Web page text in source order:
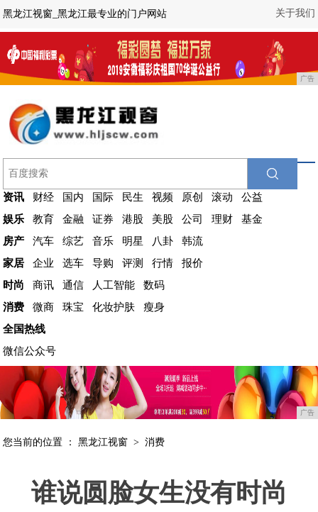
关于我们
黑龙江视窗_黑龙江最专业的门户网站
广告
资讯 财经 国内 国际 民生 视频 原创 滚动
公益
娱乐
教育 金融 证券 港股 美股 公司 理财
基金
房产
汽车 综艺 音乐 明星 八卦
韩流
家居
企业 选车 导购 评测 行情
报价
时尚
商讯 通信 人工智能
数码
消费
微商 珠宝 化妆护肤
瘦身
全国热线
微信公众号
广告
您当前的位置 ：黑龙江视窗 >消费
谁说圆脸女生没有时尚